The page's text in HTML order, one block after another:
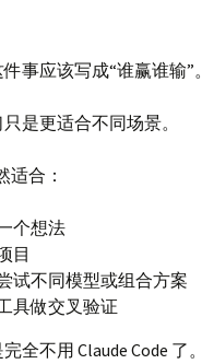
事应该写成“谁赢谁输”。
是更适合不同场景。
适合：
个想法
目
试不同模型或组合方案
具做交叉验证
全不用 Claude Code 了。